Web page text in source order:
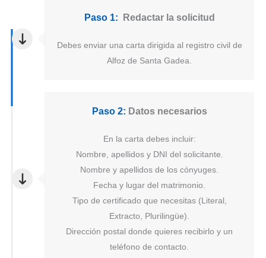
Paso 1: Redactar la solicitud
Debes enviar una carta dirigida al registro civil de
Alfoz de Santa Gadea.
Paso 2: Datos necesarios
En la carta debes incluir:
Nombre, apellidos y DNI del solicitante.
Nombre y apellidos de los cónyuges.
Fecha y lugar del matrimonio.
Tipo de certificado que necesitas (Literal,
Extracto, Plurilingüe).
Dirección postal donde quieres recibirlo y un
teléfono de contacto.